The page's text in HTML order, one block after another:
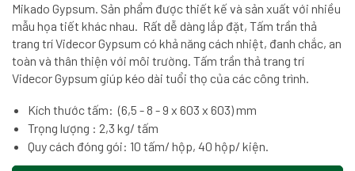
Mikado Gypsum. Sản phẩm được thiết kế và sản xuất với nhiều
mẫu họa tiết khác nhau. Rất dễ dàng lắp đặt, Tấm trần thả
trang trí Videcor Gypsum có khả năng cách nhiệt, đanh chắc, an
toàn và thân thiện với môi trường. Tấm trần thả trang trí
Videcor Gypsum giúp kéo dài tuổi thọ của các công trình.
Kích thước tấm: (6,5 - 8 - 9 x 603 x 603) mm
Trọng lượng : 2,3 kg/ tấm
Quy cách đóng gói: 10 tấm/ hộp, 40 hộp/ kiện.